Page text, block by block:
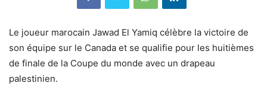
Le joueur marocain Jawad El Yamiq célèbre la victoire de
son équipe sur le Canada et se qualifie pour les huitièmes
de finale de la Coupe du monde avec un drapeau
palestinien.